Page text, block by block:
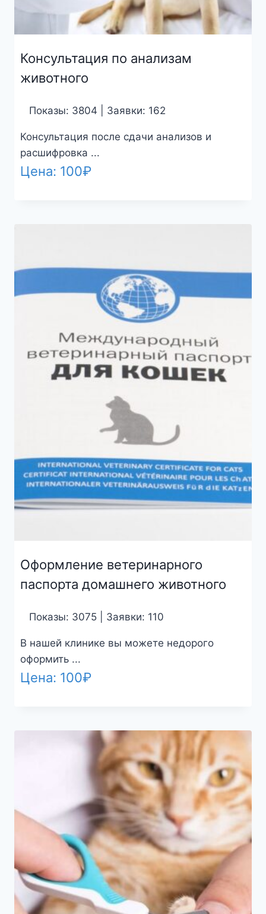
Консультация по анализам
животного
Показы: 3804 | Заявки: 162
Консультация после сдачи анализов и
расшифровка ...
Цена: 100₽
Оформление ветеринарного
паспорта домашнего животного
Показы: 3075 | Заявки: 110
В нашей клинике вы можете недорого
оформить ...
Цена: 100₽